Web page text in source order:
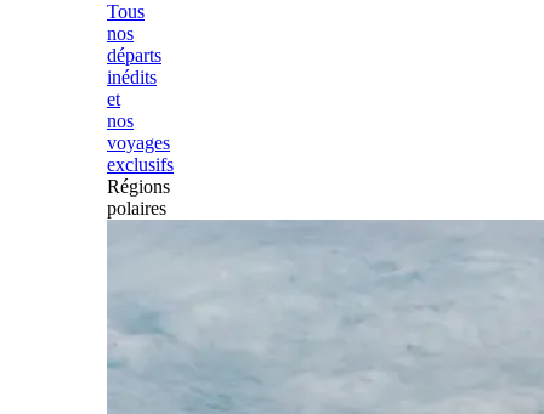
Tous
nos
départs
inédits
et
nos
voyages
exclusifs
Régions
polaires